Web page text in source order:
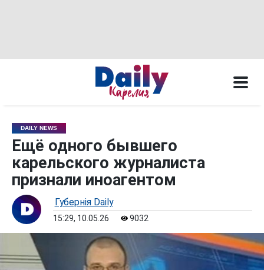
DAILY NEWS
Ещё одного бывшего
карельского журналиста
признали иноагентом
Губернiя Daily
15:29, 10.05.26 9032